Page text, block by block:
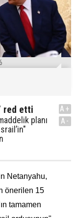
red etti
planı
A+
A-
Netanyahu,
önerilen 15
tamamen